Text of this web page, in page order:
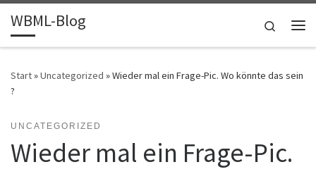
Zum Inhalt springen
WBML-Blog
Search
Start»Uncategorized »Wieder mal ein Frage-Pic. Wo könnte das sein
?
UNCATEGORIZED
Wieder mal ein Frage-Pic.